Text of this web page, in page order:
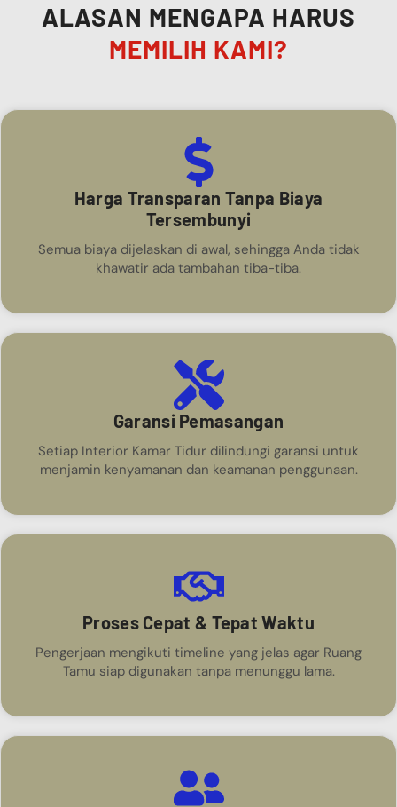
ALASAN MENGAPA HARUS
MEMILIH KAMI?
Harga Transparan Tanpa Biaya
Tersembunyi
Semua biaya dijelaskan di awal, sehingga Anda tidak
khawatir ada tambahan tiba-tiba.
Garansi Pemasangan
Setiap Interior Kamar Tidur dilindungi garansi untuk
menjamin kenyamanan dan keamanan penggunaan.
Proses Cepat & Tepat Waktu
Pengerjaan mengikuti timeline yang jelas agar Ruang
Tamu siap digunakan tanpa menunggu lama.